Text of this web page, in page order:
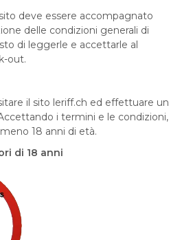
deve essere accompagnato
delle condizioni generali di
di leggerle e accettarle al
out.
il sito leriff.ch ed effettuare un
i termini e le condizioni,
18 anni di età.
di 18 anni